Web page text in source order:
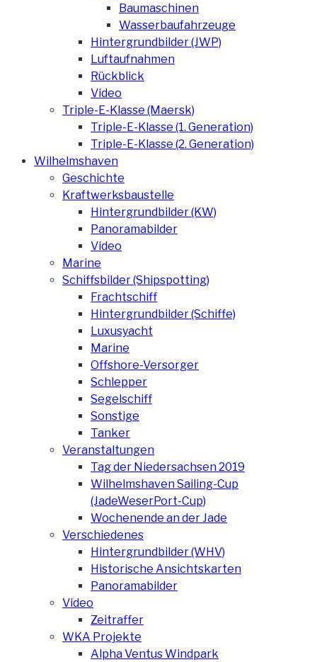
Baumaschinen
Wasserbaufahrzeuge
Hintergrundbilder (JWP)
Luftaufnahmen
Rückblick
Video
Triple-E-Klasse (Maersk)
Triple-E-Klasse (1. Generation)
Triple-E-Klasse (2. Generation)
Wilhelmshaven
Geschichte
Kraftwerksbaustelle
Hintergrundbilder (KW)
Panoramabilder
Video
Marine
Schiffsbilder (Shipspotting)
Frachtschiff
Hintergrundbilder (Schiffe)
Luxusyacht
Marine
Offshore-Versorger
Schlepper
Segelschiff
Sonstige
Tanker
Veranstaltungen
Tag der Niedersachsen 2019
Wilhelmshaven Sailing-Cup
(JadeWeserPort-Cup)
Wochenende an der Jade
Verschiedenes
Hintergrundbilder (WHV)
Historische Ansichtskarten
Panoramabilder
Video
Zeitraffer
WKA Projekte
Alpha Ventus Windpark